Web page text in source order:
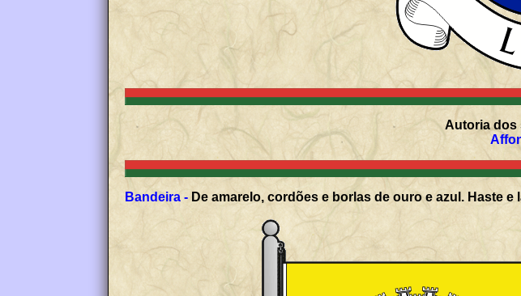
Autoria dos
Bandeira - De amarelo, cordões e borlas de ouro e azul. Haste e